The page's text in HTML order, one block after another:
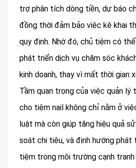
trợ phân tích dòng tiền, dự báo
đồng thời đảm bảo việc kê khai
quy định. Nhờ đó, chủ tiệm có
phát triển dịch vụ chăm sóc
kinh doanh, thay vì mất thời gian
Tầm quan trọng của việc quản lý
cho tiệm nail không chỉ nằm ở
luật mà còn giúp tăng hiệu quả
soát chi tiêu, và định hướng phát
tiệm trong môi trường cạnh tranh